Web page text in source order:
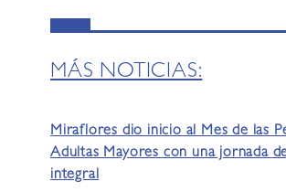
MÁS NOTICIAS:
Miraflores dio inicio al Mes de las
Adultas Mayores con una jornada
integral